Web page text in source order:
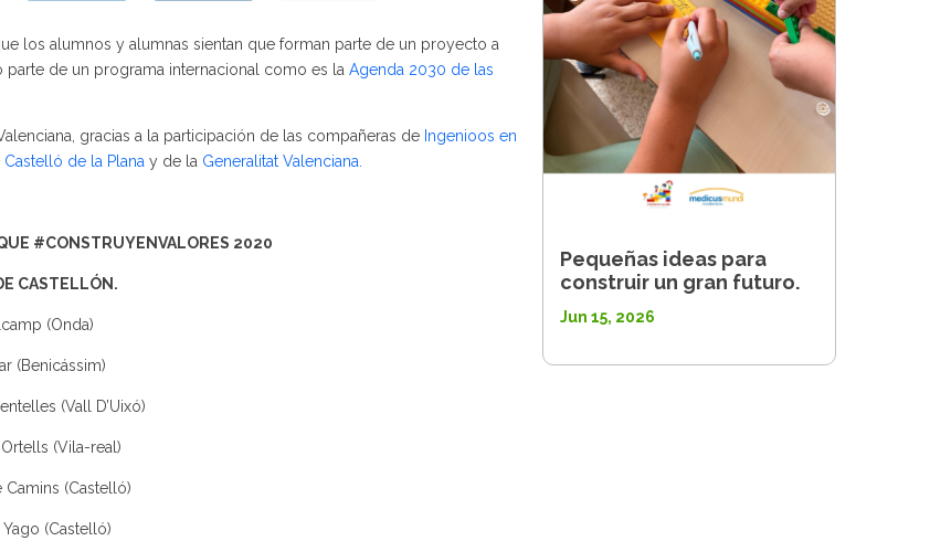
los alumnos y alumnas sientan que forman parte de un proyecto a
de un programa internacional como es la Agenda 2030 de las
gracias a la participación de las compañeras de Ingenioos en
de la Plana y de la Generalitat Valenciana.
#CONSTRUYENVALORES 2020
CASTELLÓN.
(Onda)
(Benicássim)
(Vall D’Uixó)
(Vila-real)
(Castelló)
Yago (Castelló)
Pequeñas ideas para
construir un gran futuro.
Jun 15, 2026